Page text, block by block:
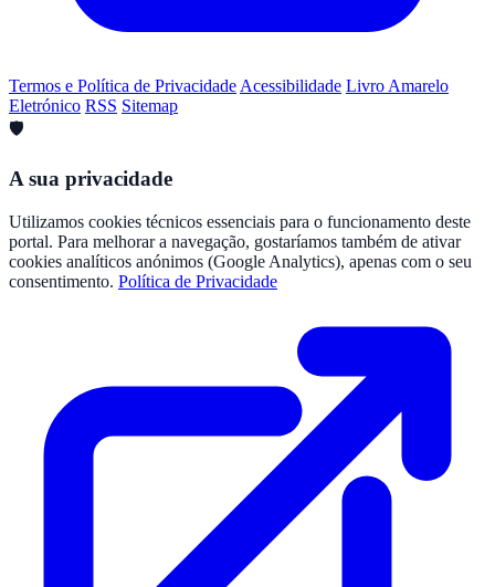
Termos e Política de Privacidade Acessibilidade Livro Amarelo
Eletrónico RSS Sitemap
🛡️
A sua privacidade
Utilizamos cookies técnicos essenciais para o funcionamento deste
portal. Para melhorar a navegação, gostaríamos também de ativar
cookies analíticos anónimos (Google Analytics), apenas com o seu
consentimento. Política de Privacidade